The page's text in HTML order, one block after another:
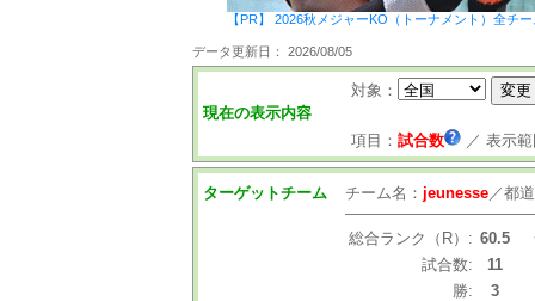
【PR】 2026秋メジャーKO（トーナメント）全チ
データ更新日： 2026/08/05
現在の表示内容
対象：
項目： 試合数 ／ 表示
ターゲットチーム チーム名： jeunesse／都
総合ランク（R）: 60.5
試合数:
11
勝:
3